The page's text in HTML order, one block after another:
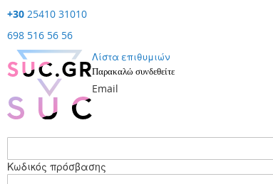
+30 25410 31010
698 516 56 56
Λίστα επιθυμιών
Παρακαλώ συνδεθείτε
Email
Κωδικός πρόσβασης